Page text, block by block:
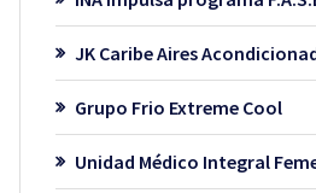
JK Caribe Aires
Grupo Frio Extreme Cool
Unidad Médico Integral